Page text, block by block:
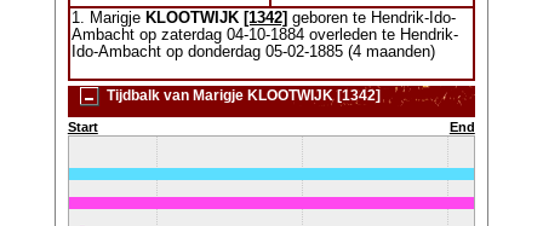
1. Marigje KLOOTWIJK [1342] geboren te Hendrik-Ido-
Ambacht op zaterdag 04-10-1884 overleden te Hendrik-
Ido-Ambacht op donderdag 05-02-1885 (4 maanden)
Tijdbalk van Marigje KLOOTWIJK [1342]
Start End